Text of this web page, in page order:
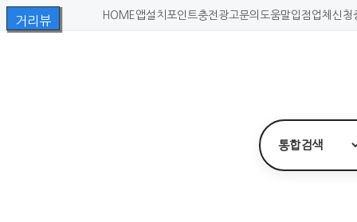
HOME 앱설치 포인트충전 광고문의 도움말입점업체신청